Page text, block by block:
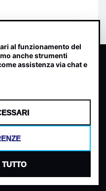
generata dall analisi di
PREFERENZE COOKIES
al funzionamento del
anche strumenti
assistenza via chat e